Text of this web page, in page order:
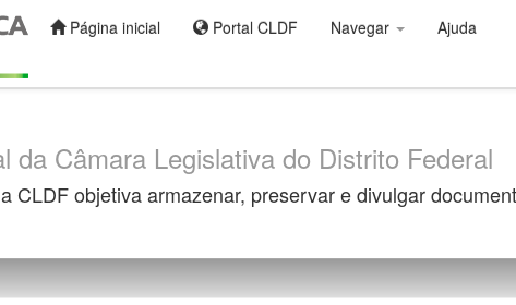
Página inicial Portal CLDF Navegar Ajuda
da Câmara Legislativa do Distrito Federal
CLDF objetiva armazenar, preservar e divulgar